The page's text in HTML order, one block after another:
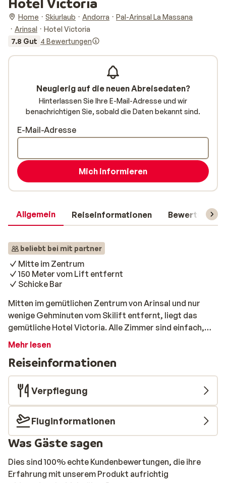
Home Skiurlaub Andorra
Pal-Arinsal La Massana
Arinsal
Hotel Victoria
7.8 Gut 4 Bewertungen
Allgemein Reiseinformationen Bewertungen
beliebt bei mit partner
Mitte im Zentrum
150 Meter vom Lift entfernt
Schicke Bar
Mitten im gemütlichen Zentrum von Arinsal und nur
wenige Gehminuten vom Skilift entfernt, liegt das
gemütliche Hotel Victoria. Alle Zimmer sind einfach,
aber hübsch eingerichtet und mit einem eigenen Bad
wo Sie nach einem Tag auf der Piste einen Drink
genießen können. Und im stimmungsvollen Restaurant
erwartet Sie jeden Morgen ein leckeres Frühstück und
Abendessen.
Mehr lesen
Reiseinformationen
Verpflegung
Fluginformationen
Was Gäste sagen
Dies sind 100% echte Kundenbewertungen, die ihre
Erfahrung mit unserem Produkt aufrichtig
Neugierig auf die neuen Abreisedaten?
Hinterlassen Sie Ihre E-Mail-Adresse und wir
benachrichtigen Sie, sobald die Daten bekannt sind.
E-Mail-Adresse
Mich informieren